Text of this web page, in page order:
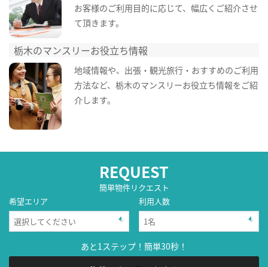
お客様のご利用目的に応じて、幅広くご紹介させ
て頂きます。
栃木のマンスリーお役立ち情報
地域情報や、出張・観光旅行・おすすめのご利用
方法など、栃木のマンスリーお役立ち情報をご紹
介します。
REQUEST
簡単物件リクエスト
希望エリア
利用人数
あと1ステップ！簡単30秒！